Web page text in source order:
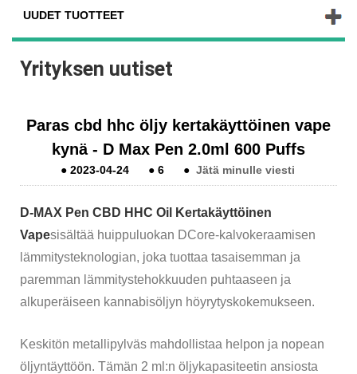
UUDET TUOTTEET
Yrityksen uutiset
Paras cbd hhc öljy kertakäyttöinen vape
kynä - D Max Pen 2.0ml 600 Puffs
●2023-04-24 ●6 ● Jätä minulle viesti
D-MAX Pen CBD HHC Oil Kertakäyttöinen
Vapesisältää huippuluokan DCore-kalvokeraamisen
lämmitysteknologian, joka tuottaa tasaisemman ja
paremman lämmitystehokkuuden puhtaaseen ja
alkuperäiseen kannabisöljyn höyrytyskokemukseen.
Keskitön metallipylväs mahdollistaa helpon ja nopean
öljyntäyttöön. Tämän 2 ml:n öljykapasiteetin ansiosta